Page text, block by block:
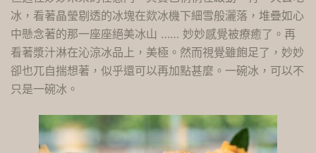
冰，看著晶瑩剔透的冰塊在欻冰機下細雪般灑落，堆疊如心
中懸念著的那一座座絕美冰山 …… 妙妙感覺被療癒了。再
看著漿汁淋在沁涼冰品上，美極。然而視覺雖飽足了，妙妙
卻也兀自揣想著，似乎還可以再加點甚麼。一碗冰，可以不
只是一碗冰。